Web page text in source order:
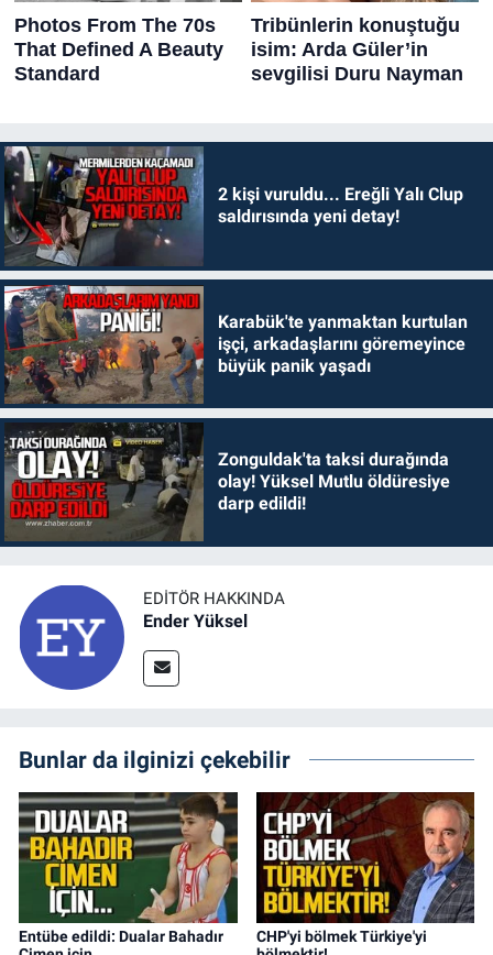
2 kişi vuruldu... Ereğli Yalı Clup
saldırısında yeni detay!
Karabük'te yanmaktan kurtulan
işçi, arkadaşlarını göremeyince
büyük panik yaşadı
Zonguldak'ta taksi durağında
olay! Yüksel Mutlu öldüresiye
darp edildi!
EDITÖR HAKKINDA
Ender Yüksel
Bunlar da ilginizi çekebilir
Entübe edildi: Dualar Bahadır
CHP'yi bölmek Türkiye'yi